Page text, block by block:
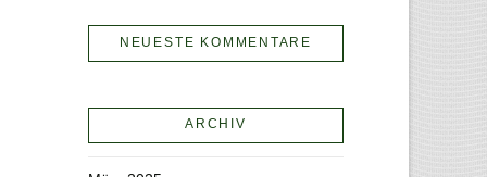
NEUESTE KOMMENTARE
ARCHIV